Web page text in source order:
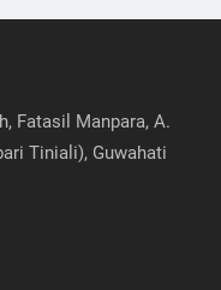
Fatasil Manpara, A.
Tiniali), Guwahati